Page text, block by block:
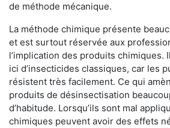
de méthode mécanique.
La méthode chimique présente
et est surtout réservée aux
l’implication des produits chimiques.
ici d’insecticides classiques, car les
résistent très facilement. Ce qui
produits de désinsectisation
d’habitude. Lorsqu’ils sont mal
chimiques peuvent avoir des effets